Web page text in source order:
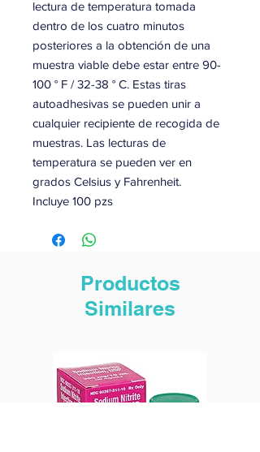
lectura de temperatura tomada
dentro de los cuatro minutos
posteriores a la obtención de una
muestra viable debe estar entre 90-
100 ° F / 32-38 ° C. Estas tiras
autoadhesivas se pueden unir a
cualquier recipiente de recogida de
muestras. Las lecturas de
temperatura se pueden ver en
grados Celsius y Fahrenheit.
Incluye 100 pzs
Productos
Similares